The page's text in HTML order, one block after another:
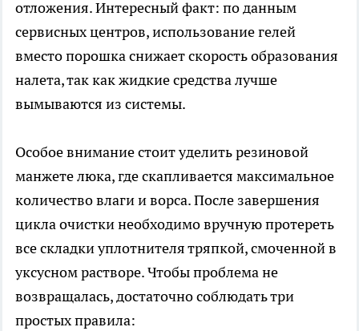
отложения. Интересный факт: по данным
сервисных центров, использование гелей
вместо порошка снижает скорость образования
налета, так как жидкие средства лучше
вымываются из системы.
Особое внимание стоит уделить резиновой
манжете люка, где скапливается максимальное
количество влаги и ворса. После завершения
цикла очистки необходимо вручную протереть
все складки уплотнителя тряпкой, смоченной в
уксусном растворе. Чтобы проблема не
возвращалась, достаточно соблюдать три
простых правила: